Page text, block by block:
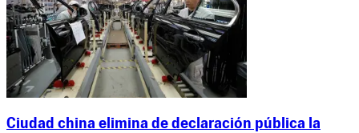
Ciudad china elimina de declaración pública la